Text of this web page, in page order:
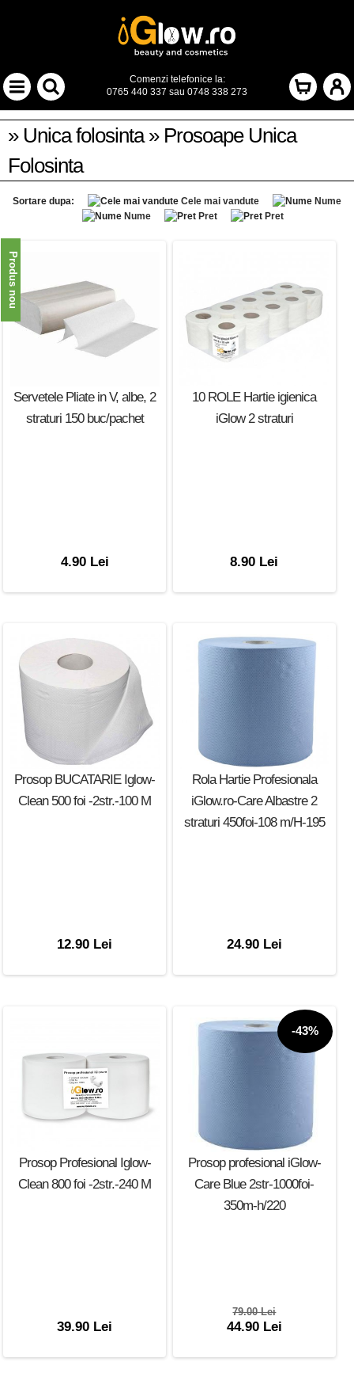
Comenzi telefonice la:
0765 440 337 sau 0748 338 273
» Unica folosinta » Prosoape Unica
Folosinta
Sortare dupa: Cele mai vandute
Nume
Nume
Pret Pret
Produs nou
Servetele Pliate in V, albe, 2
straturi 150 buc/pachet
4.90 Lei
10 ROLE Hartie igienica
iGlow 2 straturi
8.90 Lei
Prosop BUCATARIE Iglow-
Clean 500 foi -2str.-100 M
12.90 Lei
Rola Hartie Profesionala
iGlow.ro-Care Albastre 2
straturi 450foi-108 m/H-195
24.90 Lei
Prosop Profesional Iglow-
Clean 800 foi -2str.-240 M
39.90 Lei
-43%
Prosop profesional iGlow-
Care Blue 2str-1000foi-
350m-h/220
79.00 Lei
44.90 Lei